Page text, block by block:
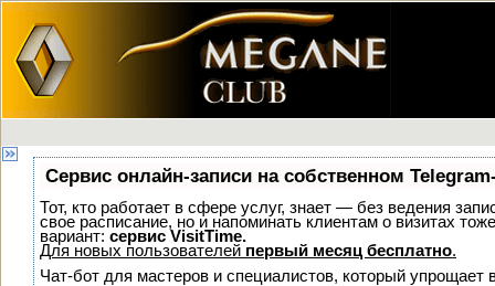
Сервис онлайн-записи на собственном
Тот, кто работает в сфере услуг, знает — без ведения
свое расписание, но и напоминать клиентам о визитах
вариант: сервис VisitTime.
Для новых пользователей первый месяц бесплатно.
Чат-бот для мастеров и специалистов, который упрощает